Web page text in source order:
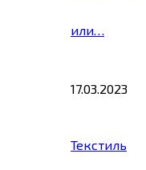
или…
17.03.2023
Текстиль